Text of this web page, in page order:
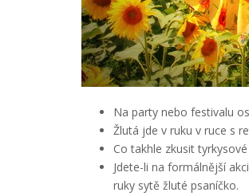
Na party nebo festivalu
Žlutá jde v ruku v ruce s
Co takhle zkusit
Jdete-li na formálnější
ruky sytě žluté psaníčko.